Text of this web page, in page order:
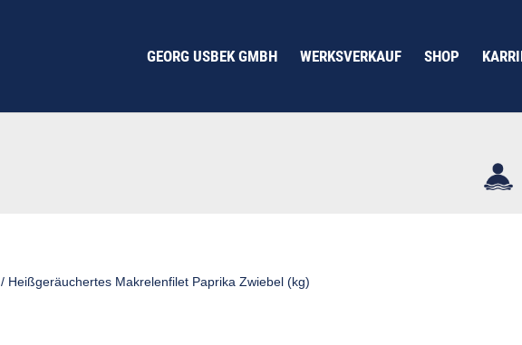
GEORG USBEK GMBH WERKSVERKAUF SHOP
/ Heißgeräuchertes Makrelenfilet Paprika Zwiebel (kg)